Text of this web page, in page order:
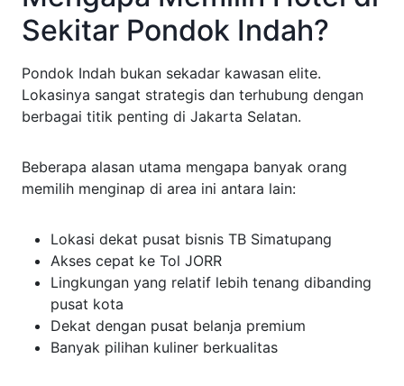
Sekitar Pondok Indah?
Pondok Indah bukan sekadar kawasan elite.
Lokasinya sangat strategis dan terhubung dengan
berbagai titik penting di Jakarta Selatan.
Beberapa alasan utama mengapa banyak orang
memilih menginap di area ini antara lain:
Lokasi dekat pusat bisnis TB Simatupang
Akses cepat ke Tol JORR
Lingkungan yang relatif lebih tenang dibanding
pusat kota
Dekat dengan pusat belanja premium
Banyak pilihan kuliner berkualitas